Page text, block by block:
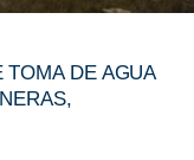
DE AGUA